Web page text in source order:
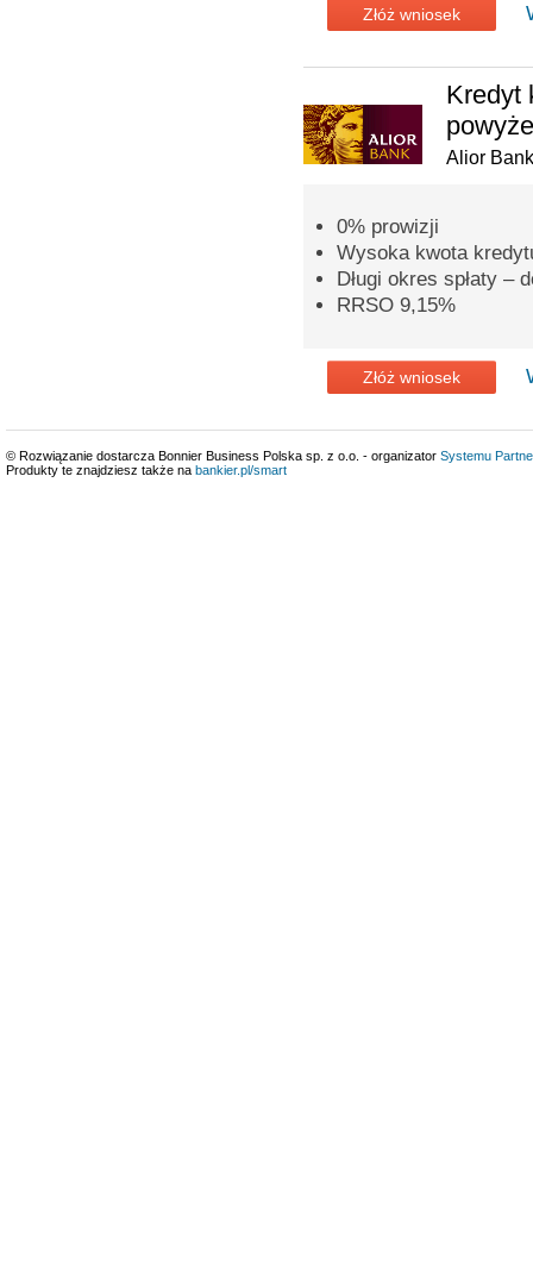
Złóż wniosek
Kredyt
Alior Bank
0% prowizji
Wysoka kwota
Długi okres spłaty –
RRSO 9,15%
Złóż wniosek
© Rozwiązanie dostarcza Bonnier Business Polska sp. z o.o. - organizator Systemu
Produkty te znajdziesz także na bankier.pl/smart